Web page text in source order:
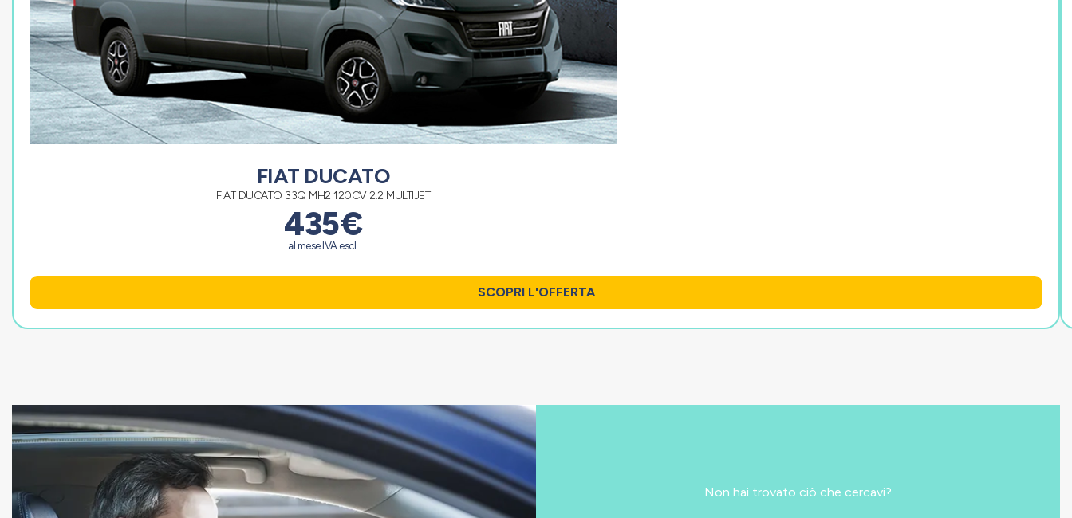
FIAT DUCATO
FIAT DUCATO 33Q MH2 120CV 2.2 MULTIJET
435€
al mese IVA escl.
SCOPRI L'OFFERTA
Non hai trovato ciò che cercavi?